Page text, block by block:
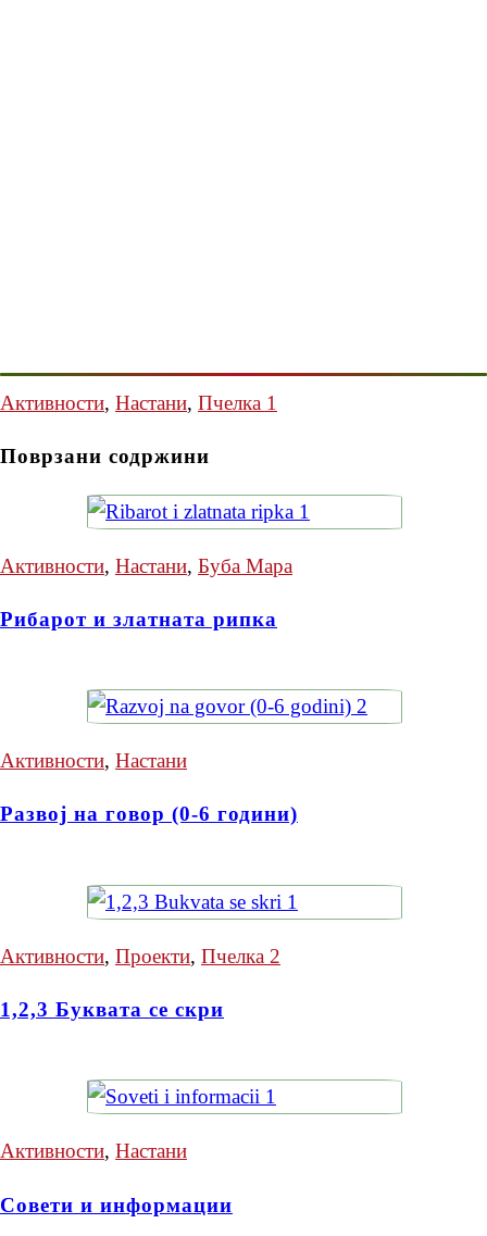
Активности, Настани, Пчелка 1
Поврзани содржини
Активности, Настани, Буба Мара
Рибарот и златната рипка
Активности, Настани
Развој на говор (0-6 години)
Активности, Проекти, Пчелка 2
1,2,3 Буквата се скри
Активности, Настани
Совети и информации